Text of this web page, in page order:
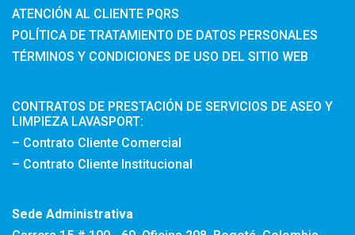
ATENCIÓN AL CLIENTE PQRS
POLÍTICA DE TRATAMIENTO DE DATOS PERSONALES
TÉRMINOS Y CONDICIONES DE USO DEL SITIO WEB
CONTRATOS DE PRESTACIÓN DE SERVICIOS DE ASEO Y
LIMPIEZA LAVASPORT:
– Contrato Cliente Comercial
– Contrato Cliente Institucional
Sede Administrativa